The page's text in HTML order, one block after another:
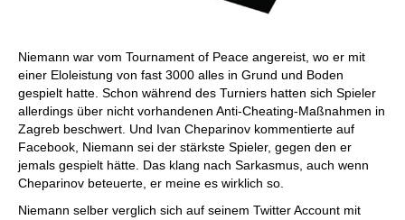
Niemann war vom Tournament of Peace angereist, wo er mit
einer Eloleistung von fast 3000 alles in Grund und Boden
gespielt hatte. Schon während des Turniers hatten sich Spieler
allerdings über nicht vorhandenen Anti-Cheating-Maßnahmen in
Zagreb beschwert. Und Ivan Cheparinov kommentierte auf
Facebook, Niemann sei der stärkste Spieler, gegen den er
jemals gespielt hätte. Das klang nach Sarkasmus, auch wenn
Cheparinov beteuerte, er meine es wirklich so.
Niemann selber verglich sich auf seinem Twitter Account mit